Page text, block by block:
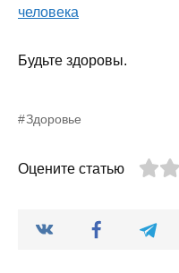
человека
Будьте здоровы.
Здоровье
Оцените статью